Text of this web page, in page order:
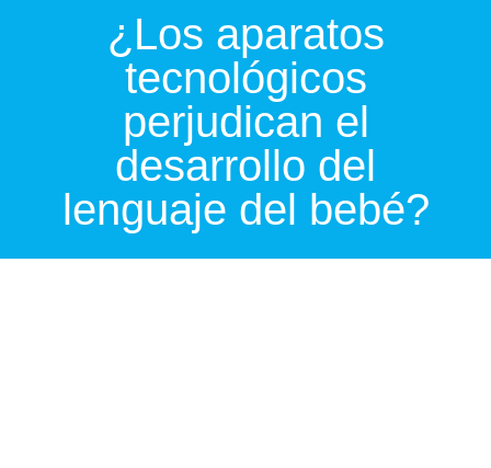
¿Los aparatos
tecnológicos
perjudican el
desarrollo del
lenguaje del bebé?